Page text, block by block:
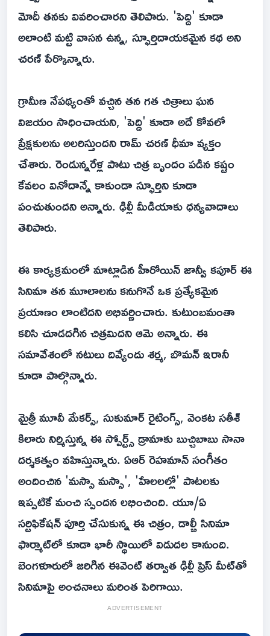
మోదీ తనకు వివరించారని తెలిపారు. 'పెద్ది' కూడా
అలాంటి మట్టి వాసన ఉన్న, స్ఫూర్తిదాయకమైన కథ అని
చరణ్ పేర్కొన్నారు.
గ్రామీణ నేపథ్యంతో వచ్చిన తన గత చిత్రాలు ఘన
విజయం సాధించాయని, 'పెద్ది' కూడా అదే కోవలో
ప్రేక్షకులను అలరిస్తుందని రామ్ చరణ్ ధీమా వ్యక్తం
చేశారు. రెండున్నరేళ్ల పాటు చిత్ర బృందం పడిన కష్టం
కేవలం వినోదాన్నే కాకుండా స్ఫూర్తిని కూడా
పంచుతుందని అన్నారు. ఢిల్లీ మీడియాకు ధన్యవాదాలు
తెలిపారు.
ఈ కార్యక్రమంలో మాట్లాడిన హీరోయిన్ జాన్వీ కపూర్ ఈ
సినిమా తన మూలాలను కనుగొనే ఒక ప్రత్యేకమైన
ప్రయాణం లాంటిదని అభివర్ణించారు. కుటుంబమంతా
కలిసి చూడదగిన చిత్రమిదని ఆమె అన్నారు. ఈ
సమావేశంలో నటులు దివ్యేందు శర్మ, బొమన్ ఇరానీ
కూడా పాల్గొన్నారు.
మైత్రీ మూవీ మేకర్స్, సుకుమార్ రైటింగ్స్, వెంకట సతీశ్
కిలారు నిర్మిస్తున్న ఈ స్పోర్ట్స్ డ్రామాకు బుచ్చిబాబు సానా
దర్శకత్వం వహిస్తున్నారు. ఏఆర్ రెహమాన్ సంగీతం
అందించిన 'మస్సా మస్సా', 'హేలలల్లో' పాటలకు
ఇప్పటికే మంచి స్పందన లభించింది. యూ/ఏ
సర్టిఫికేషన్ పూర్తి చేసుకున్న ఈ చిత్రం, డాల్బీ సినిమా
ఫార్మాట్‌లో కూడా భారీ స్థాయిలో విడుదల కానుంది.
బెంగళూరులో జరిగిన ఈవెంట్ తర్వాత ఢిల్లీ ప్రెస్ మీట్‌తో
సినిమాపై అంచనాలు మరింత పెరిగాయి.
ADVERTISEMENT